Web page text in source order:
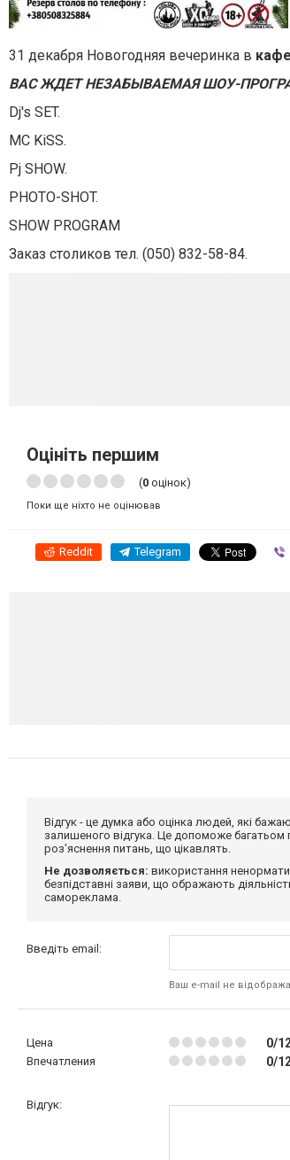
31 декабря Новогодняя вечеринка в
ВАС ЖДЕТ НЕЗАБЫВАЕМАЯ ШОУ-
Dj's SET.
MC KiSS.
Pj SHOW.
PHOTO-SHOT.
SHOW PROGRAM
Заказ столиков тел. (050) 832-58-84.
Оцініть першим
(0 оцінок)
Поки ще ніхто не оцінював
Reddit Telegram
Відгук - це думка або оцінка людей, які
залишеного відгука. Це допоможе багатьом
роз'яснення питань, що цікавлять.
Не дозволяється: використання
безпідставні заяви, що ображають
самореклама.
Введіть email:
Ваш e-mail не
Цена 0/
Впечатления 0/
Відгук: